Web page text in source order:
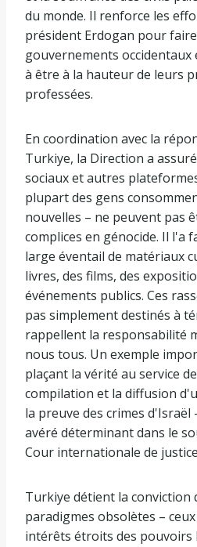
du monde. Il renforce les
président Erdogan pour
gouvernements occidentaux
à être à la hauteur de leurs
professées.
En coordination avec la
Turkiye, la Direction a
sociaux et autres
plupart des gens
nouvelles – ne peuvent pas
complices en génocide. Il l'a
large éventail de matériaux
livres, des films, des
événements publics. Ces
pas simplement destinés à
rappellent la responsabilité
nous tous. Un exemple
plaçant la vérité au service
compilation et la diffusion
la preuve des crimes
avéré déterminant dans le
Cour internationale de
Turkiye détient la conviction
paradigmes obsolètes –
intérêts étroits des pouvoirs